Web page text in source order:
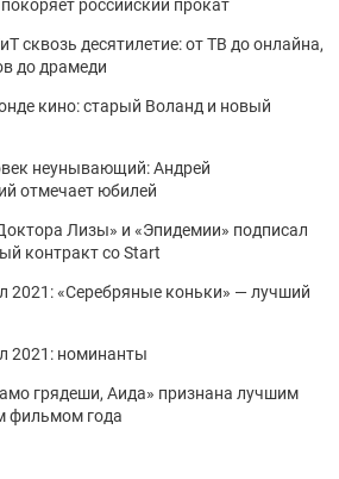
российский прокат
сквозь десятилетие: от ТВ до онлайна,
до драмеди
кино: старый Воланд и новый
неунывающий: Андрей
отмечает юбилей
Лизы» и «Эпидемии» подписал
контракт со Start
2021: «Серебряные коньки» — лучший
2021: номинанты
грядеши, Аида» признана лучшим
фильмом года